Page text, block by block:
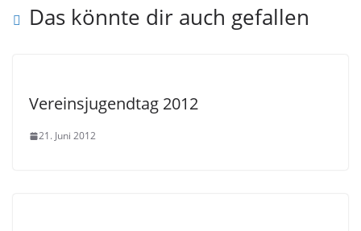
Das könnte dir auch gefallen
Vereinsjugendtag 2012
21. Juni 2012